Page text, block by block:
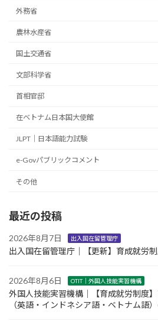
外務省
農林水産省
国土交通省
文部科学省
首相官邸
在ベトナム日本国大使館
JLPT｜日本語能力試験
e-Govパブリックコメント
その他
最近の投稿
2026年8月7日 出入国在留管理庁
出入国在留管理庁｜【更新】育成就労
2026年8月6日 OTIT｜外国人技能実習機構
外国人技能実習機構｜【育成就労制度
（英語・インドネシア語・ベトナム語